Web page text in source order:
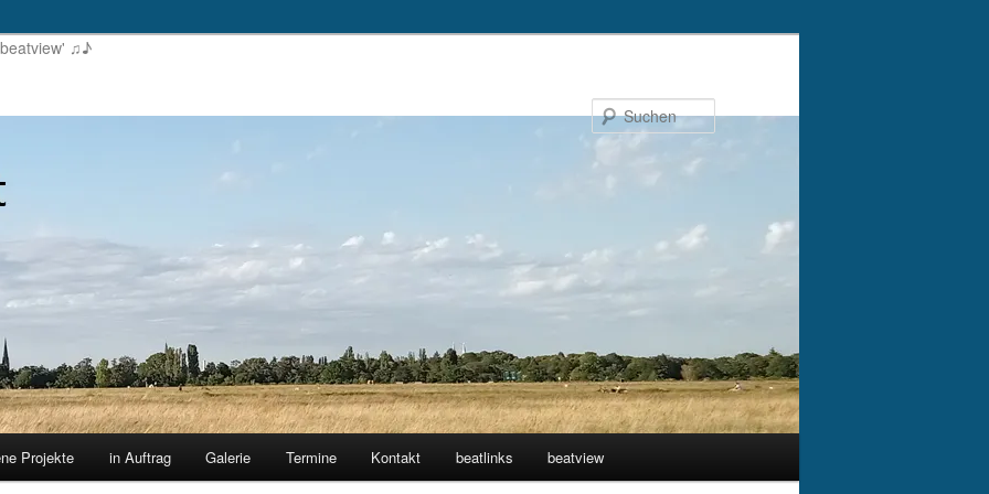
♫♪
Suchen
Projekte in Auftrag Galerie Termine Kontakt beatlinks beatview